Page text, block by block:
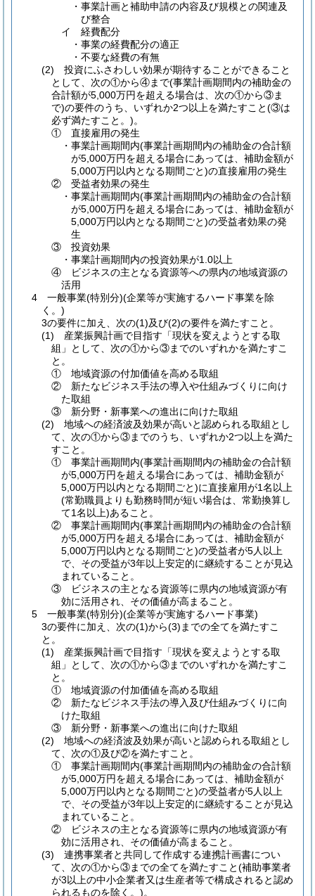
・事業計画と補助申請の内容及び規模との関連及
び整合
イ 経費配分
・事業の経費配分の適正
・不要な経費の有無
(2) 投資にふさわしい効果が期待することができること
として、次の①から④まで(事業計画期間内の補助金の
合計額が5,000万円を超える場合は、次の①から③ま
で)の要件のうち、いずれか2つ以上を満たすこと(③は
必ず満たすこと。)。
① 直接雇用の発生
・事業計画期間内(事業計画期間内の補助金の合計額
が5,000万円を超える場合にあっては、補助金額が
5,000万円以内となる期間ごと)の直接雇用の発生
② 受益者効果の発生
・事業計画期間内(事業計画期間内の補助金の合計額
が5,000万円を超える場合にあっては、補助金額が
5,000万円以内となる期間ごと)の受益者効果の発
生
③ 投資効果
・事業計画期間内の投資効果が1.0以上
④ ビジネスの主となる資源等への県内の地域資源の
活用
4 一般事業(特別分)(企業等が実施するハード事業を除
く。)
3の要件に加え、次の(1)及び(2)の要件を満たすこと。
(1) 産業振興計画で目指す「現状を変えようとする取
組」として、次の①から③までのいずれかを満たすこ
と。
① 地域資源の付加価値を高める取組
② 新たなビジネス手法の導入や仕組みづくりに向け
た取組
③ 新分野・新事業への進出に向けた取組
(2) 地域への経済波及効果が高いと認められる取組とし
て、次の①から③までのうち、いずれか2つ以上を満た
すこと。
① 事業計画期間内(事業計画期間内の補助金の合計額
が5,000万円を超える場合にあっては、補助金額が
5,000万円以内となる期間ごと)に直接雇用が1名以上
(常勤職員よりも勤務時間が短い場合は、常勤換算し
て1名以上)あること。
② 事業計画期間内(事業計画期間内の補助金の合計額
が5,000万円を超える場合にあっては、補助金額が
5,000万円以内となる期間ごと)の受益者が5人以上
で、その受益が3年以上安定的に継続することが見込
まれていること。
③ ビジネスの主となる資源等に県内の地域資源が有
効に活用され、その価値が高まること。
5 一般事業(特別分)(企業等が実施するハード事業)
3の要件に加え、次の(1)から(3)までの全てを満たすこ
と。
(1) 産業振興計画で目指す「現状を変えようとする取
組」として、次の①から③までのいずれかを満たすこ
と。
① 地域資源の付加価値を高める取組
② 新たなビジネス手法の導入及び仕組みづくりに向
けた取組
③ 新分野・新事業への進出に向けた取組
(2) 地域への経済波及効果が高いと認められる取組とし
て、次の①及び②を満たすこと。
① 事業計画期間内(事業計画期間内の補助金の合計額
が5,000万円を超える場合にあっては、補助金額が
5,000万円以内となる期間ごと)の受益者が5人以上
で、その受益が3年以上安定的に継続することが見込
まれていること。
② ビジネスの主となる資源等に県内の地域資源が有
効に活用され、その価値が高まること。
(3) 連携事業者と共同して作成する連携計画書につい
て、次の①から③までの全てを満たすこと(補助事業者
が3以上の中小企業者又は生産者等で構成されると認め
られるものを除く。)。